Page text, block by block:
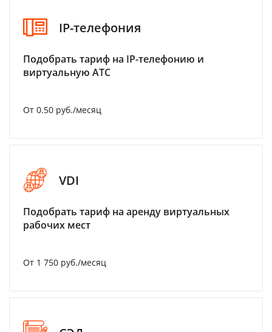
IP-телефония
Подобрать тариф на IP-телефонию и
виртуальную АТС
От 0.50 руб./месяц
VDI
Подобрать тариф на аренду виртуальных
рабочих мест
От 1 750 руб./месяц